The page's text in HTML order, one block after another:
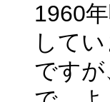
1960
して
です